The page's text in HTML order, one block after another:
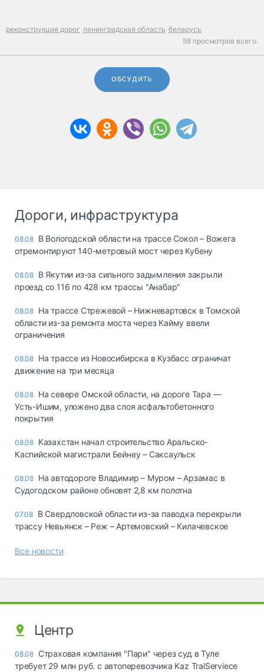
реконструкция дорог ленинградская область беларусь
58 просмотров всего.
ОБСУДИТЬ
Дороги, инфраструктура
08.08 В Вологодской области на трассе Сокол – Вожега
отремонтируют 140-метровый мост через Кубену
08.08 В Якутии из-за сильного задымления закрыли
проезд со 116 по 428 км трассы "Анабар"
08.08 На трассе Стрежевой – Нижневартовск в Томской
области из-за ремонта моста через Кайму ввели
ограничения
08.08 На трассе из Новосибирска в Кузбасс ограничат
движение на три месяца
08.08 На севере Омской области, на дороге Тара —
Усть-Ишим, уложено два слоя асфальтобетонного
покрытия
08.08 Казахстан начал строительство Аральско-
Каспийской магистрали Бейнеу – Саксаульск
08.08 На автодороге Владимир – Муром – Арзамас в
Судогодском районе обновят 2,8 км полотна
07.08 В Свердловской области из-за паводка перекрыли
трассу Невьянск – Реж – Артемовский – Килачевское
Все новости
Центр
08.08 Страховая компания "Пари" через суд в Туле
требует 29 млн руб. с автоперевозчика Kaz TralServiece